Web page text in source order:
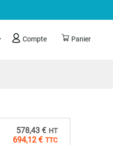
Panier
Compte
694,12 €
578,43 €